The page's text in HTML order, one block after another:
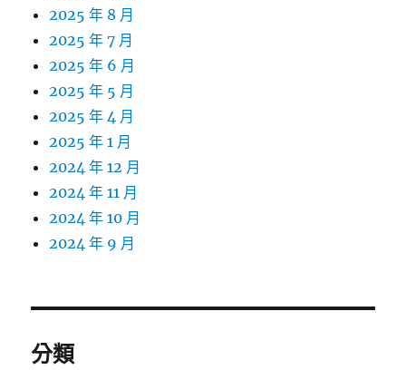
2025 年 8 月
2025 年 7 月
2025 年 6 月
2025 年 5 月
2025 年 4 月
2025 年 1 月
2024 年 12 月
2024 年 11 月
2024 年 10 月
2024 年 9 月
分類